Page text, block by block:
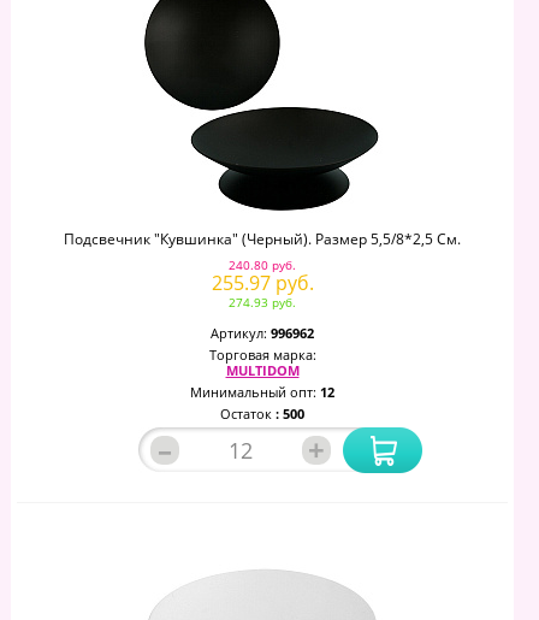
Подсвечник "Кувшинка" (черный). Размер 5,5/8*2,5 См.
240.80 руб.
255.97 руб.
274.93 руб.
Артикул: 996962
Торговая марка:
MULTIDOM
Минимальный опт: 12
Остаток : 500
– +